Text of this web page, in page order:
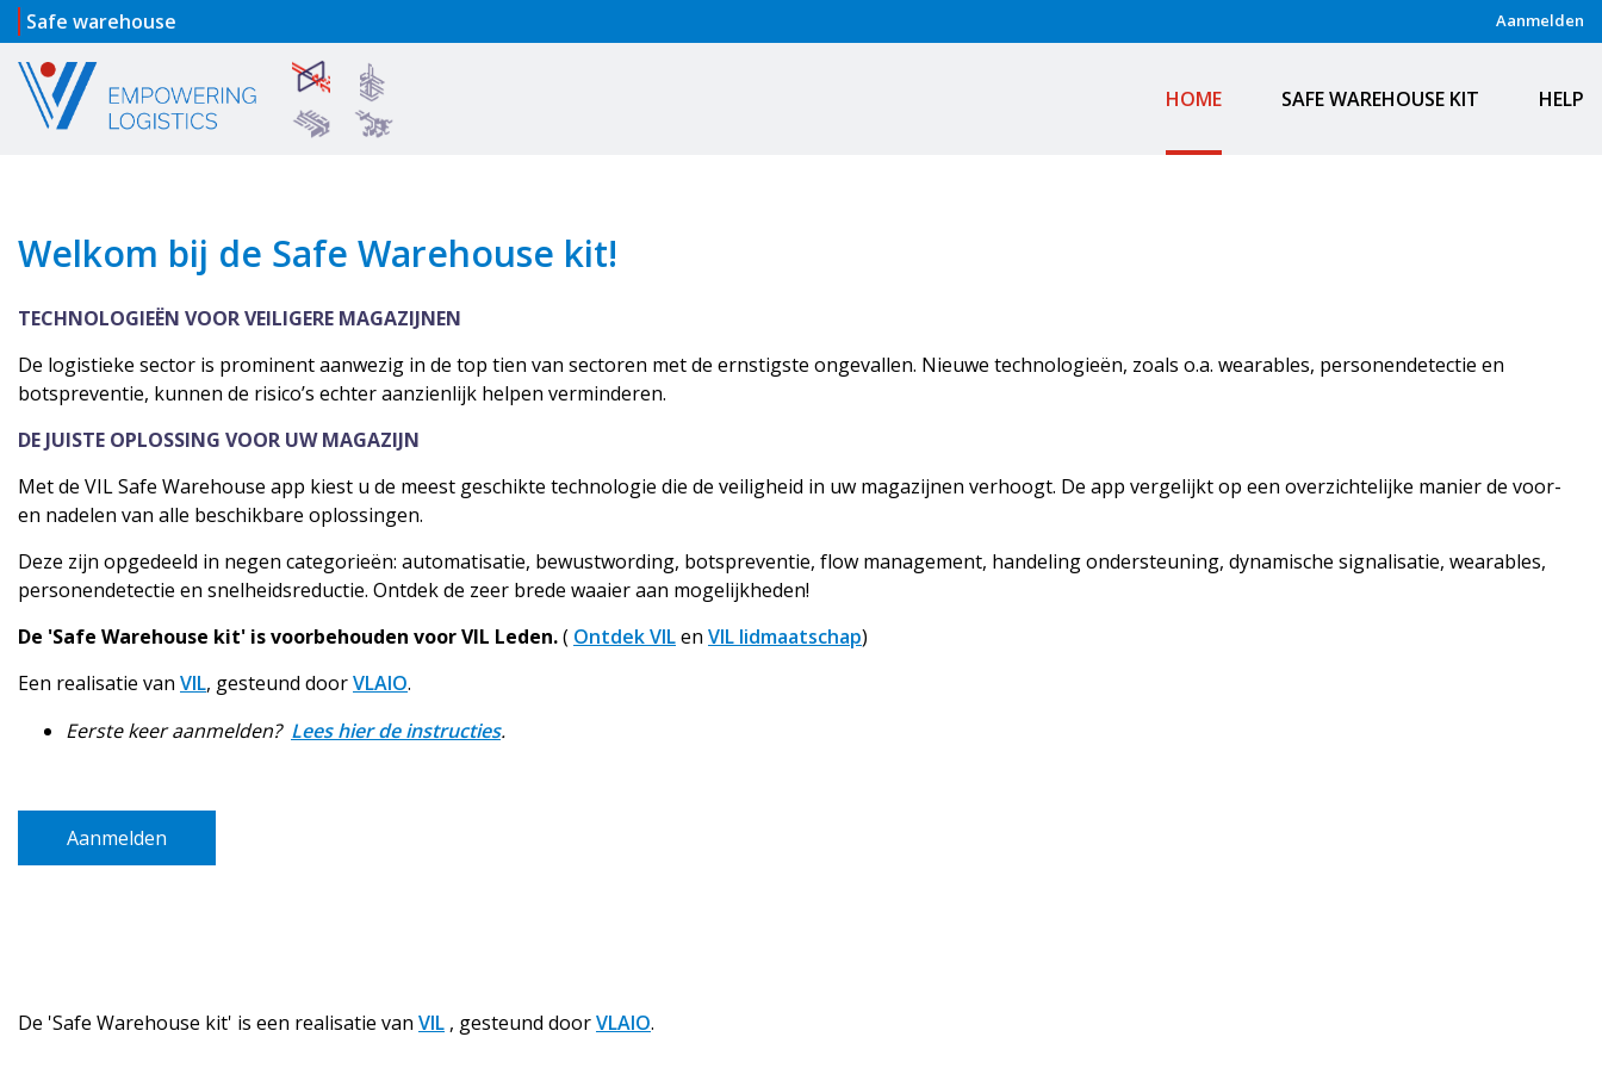
Safe warehouse Aanmelden
HOME SAFE WAREHOUSE KIT HELP
Welkom bij de Safe Warehouse kit!
TECHNOLOGIEËN VOOR VEILIGERE MAGAZIJNEN
De logistieke sector is prominent aanwezig in de top tien van sectoren met de ernstigste ongevallen. Nieuwe technologieën, zoals o.a. wearables, personendetectie en
botspreventie, kunnen de risico’s echter aanzienlijk helpen verminderen.
DE JUISTE OPLOSSING VOOR UW MAGAZIJN
Met de VIL Safe Warehouse app kiest u de meest geschikte technologie die de veiligheid in uw magazijnen verhoogt. De app vergelijkt op een overzichtelijke manier de voor-
en nadelen van alle beschikbare oplossingen.
Deze zijn opgedeeld in negen categorieën: automatisatie, bewustwording, botspreventie, flow management, handeling ondersteuning, dynamische signalisatie, wearables,
personendetectie en snelheidsreductie. Ontdek de zeer brede waaier aan mogelijkheden!
De 'Safe Warehouse kit' is voorbehouden voor VIL Leden.( Ontdek VILen VIL lidmaatschap)
Een realisatie van VIL, gesteund doorVLAIO.
Eerste keer aanmelden? Lees hier de instructies.
Aanmelden
De 'Safe Warehouse kit' is een realisatie van VIL , gesteund doorVLAIO.